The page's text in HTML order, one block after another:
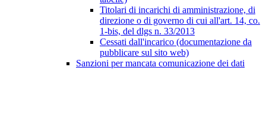
Titolari di incarichi di amministrazione, di
direzione o di governo di cui all'art. 14, co.
1-bis, del dlgs n. 33/2013
Cessati dall'incarico (documentazione da
pubblicare sul sito web)
Sanzioni per mancata comunicazione dei dati